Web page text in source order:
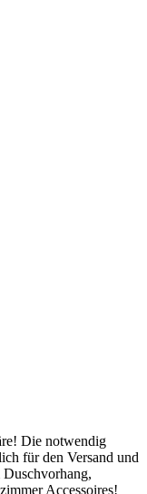
Die notwendig
für den Versand und
Accessoires!